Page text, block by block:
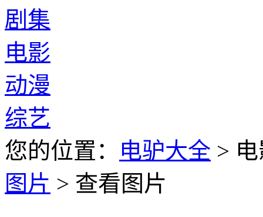
剧集
电影
动漫
综艺
您的位置：
电驴大全 >
图片 > 查看图片